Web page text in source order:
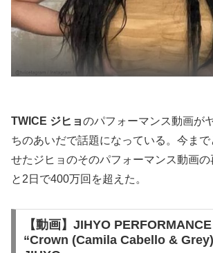
TWICE ジヒョのパフォーマンス動画が
ちのあいだで話題になっている。今ま
せたジヒョのそのパフォーマンス動画
と2日で400万回を超えた。
【動画】JIHYO
“Crown (Camila Cabello &